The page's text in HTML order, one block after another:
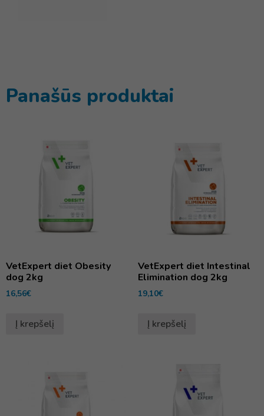
Panašūs produktai
VetExpert diet Obesity
dog 2kg
16,56€
Į krepšelį
VetExpert diet Intestinal
Elimination dog 2kg
19,10€
Į krepšelį